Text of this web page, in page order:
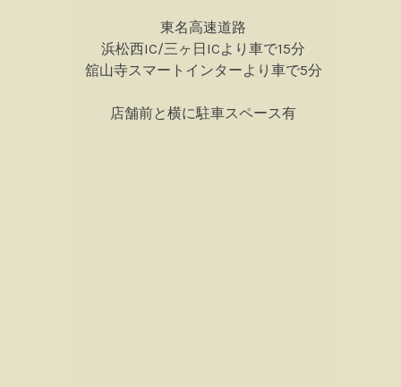
東名高速道路
浜松西IC/三ヶ日ICより車で15分
舘山寺スマートインターより車で5分
店舗前と横に駐車スペース有